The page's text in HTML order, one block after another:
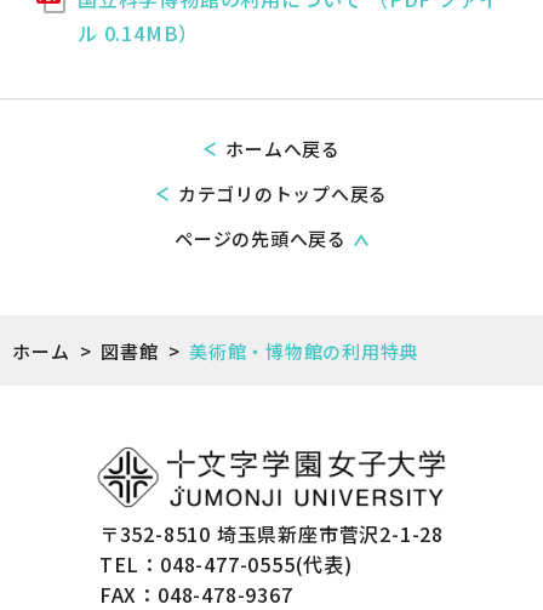
ル 0.14MB）
カテゴリのトップへ戻る
ホームへ戻る
ページの先頭へ戻る
ホーム > 図書館 >美術館・博物館の利用特典
〒352-8510 埼玉県新座市菅沢2-1-28
TEL：048-477-0555(代表)
FAX：048-478-9367